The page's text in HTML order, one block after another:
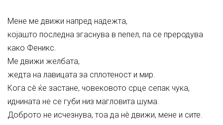
Мене ме движи напред надежта,
којашто последна згаснува в пепел, па се преродува
како Феникс.
Ме движи желбата,
жедта на лавицата за сплотеност и мир.
Кога сè ќе застане, човековото срце сепак чука,
иднината не се губи низ магловита шума.
Доброто не исчезнува, тоа да нè движи, мене и сите.